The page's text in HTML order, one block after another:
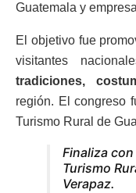
Guatemala y
El objetivo fue
visitantes
tradiciones,
región. El congreso
Turismo Rural de
Finaliza
Turismo
Verapaz.